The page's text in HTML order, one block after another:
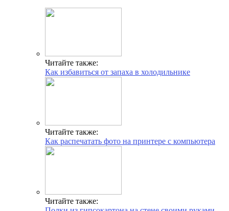
Читайте также:
Как избавиться от запаха в холодильнике
Читайте также:
Как распечатать фото на принтере с компьютера
Читайте также: